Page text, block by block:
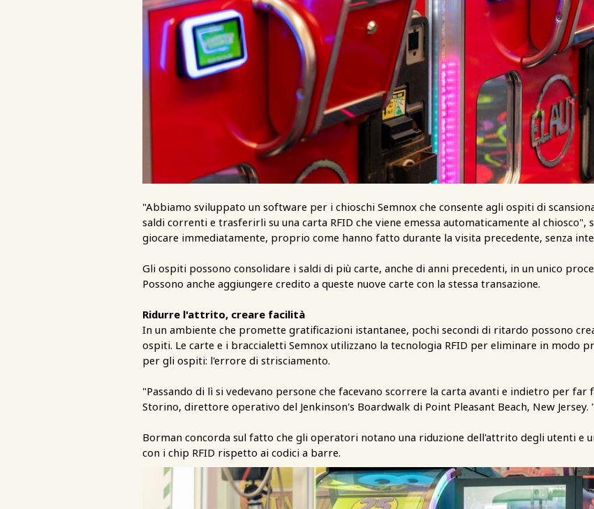
"Abbiamo sviluppato un software per i chioschi Semnox che consente agli ospiti di
saldi correnti e trasferirli su una carta RFID che viene emessa automaticamente al chiosco",
giocare immediatamente, proprio come hanno fatto durante la visita precedente, senza
Gli ospiti possono consolidare i saldi di più carte, anche di anni precedenti, in un unico
Possono anche aggiungere credito a queste nuove carte con la stessa transazione.
Ridurre l'attrito, creare facilità
In un ambiente che promette gratificazioni istantanee, pochi secondi di ritardo possono
ospiti. Le carte e i braccialetti Semnox utilizzano la tecnologia RFID per eliminare in modo
per gli ospiti: l'errore di strisciamento.
"Passando di lì si vedevano persone che facevano scorrere la carta avanti e indietro per far
Storino, direttore operativo del Jenkinson's Boardwalk di Point Pleasant Beach, New Jersey.
Borman concorda sul fatto che gli operatori notano una riduzione dell'attrito degli utenti e
con i chip RFID rispetto ai codici a barre.